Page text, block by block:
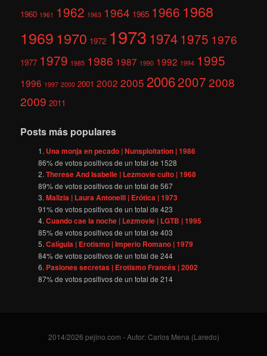
1960 1961 1962 1963 1964 1965 1966 1968
1969 1970 1972 1973 1974 1975 1976
1977 1979 1985 1986 1987 1990 1992 1994 1995
1996 1997 2000 2001 2002 2005 200620072008
2009 2011
Posts más populares
Una monja en pecado | Nunsploitation | 1986
86% de votos positivos de un total de 1528
Therese And Isabelle | Lezmovie culto | 1968
89% de votos positivos de un total de567
Malizia | Laura Antonelli | Erótica | 1973
91% de votos positivos de un total de423
Cuando cae la noche | Lezmovie | LGTB | 1995
85% de votos positivos de un total de403
Calígula | Erotismo | Imperio Romano | 1979
84% de votos positivos de un total de244
Pasiones secretas | Erotismo Francés | 2002
87% de votos positivos de un total de214
2014/2026 pejino.com - Autor: Carlos Mena (Laredo)